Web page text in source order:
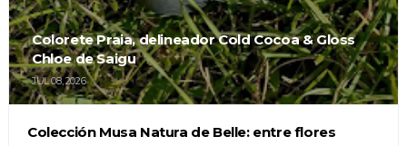
Colorete Praia, delineador Cold Cocoa & Gloss
Chloe de Saigu
JUL 08, 2026
Colección Musa Natura de Belle: entre flores